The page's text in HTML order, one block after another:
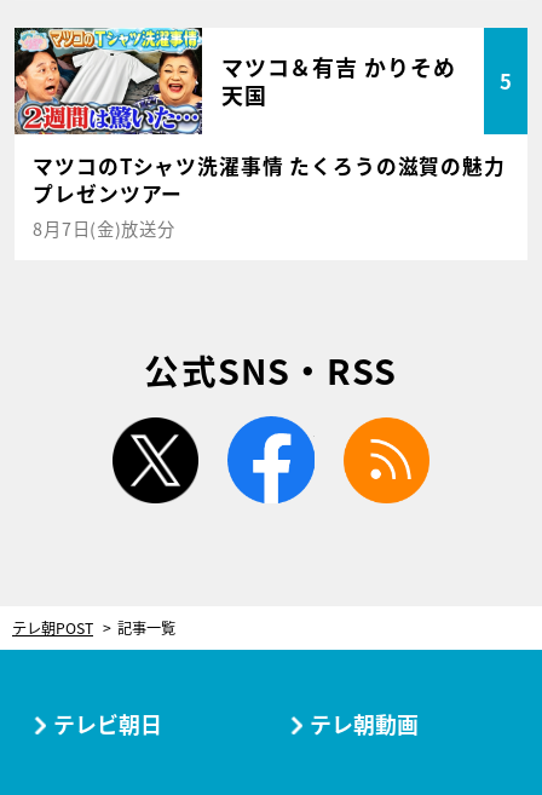
マツコ＆有吉 かりそめ
天国
5
マツコのTシャツ洗濯事情 たくろうの滋賀の魅力
プレゼンツアー
8月7日(金)放送分
公式SNS・RSS
twitter facebook
テレ朝POST 記事一覧
テレビ朝日 テレ朝動画